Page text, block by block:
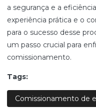
a segurança e a
experiência prática e o
para o sucesso desse
um passo crucial para
comissionamento.
Tags:
Comissionamento de